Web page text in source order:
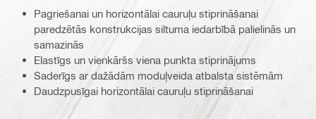
Pagriešanai un horizontālai cauruļu stiprināšanai
paredzētās konstrukcijas siltuma iedarbībā palielinās un
samazinās
Elastīgs un vienkāršs viena punkta stiprinājums
Saderīgs ar dažādām moduļveida atbalsta sistēmām
Daudzpusīgai horizontālai cauruļu stiprināšanai